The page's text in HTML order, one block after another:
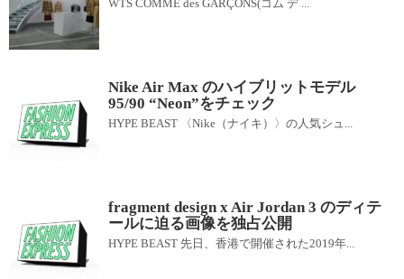
WTS COMME des GARÇONS(コム デ ...
Nike Air Max のハイブリットモデル
95/90 “Neon”をチェック
HYPE BEAST 〈Nike（ナイキ）〉の人気シュ...
fragment design x Air Jordan 3 のディテ
ールに迫る画像を独占公開
HYPE BEAST 先日、香港で開催された2019年...